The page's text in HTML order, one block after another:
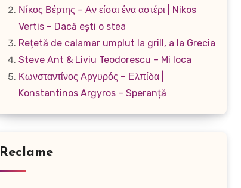
Νίκος Βέρτης – Αν είσαι ένα αστέρι | Nikos
Vertis – Dacă ești o stea
Rețetă de calamar umplut la grill, a la Grecia
Steve Ant & Liviu Teodorescu – Mi loca
Κωνσταντίνος Αργυρός – Ελπίδα |
Konstantinos Argyros – Speranță
Reclame